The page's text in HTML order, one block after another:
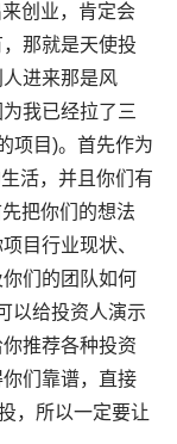
创业，肯定会
那就是天使投
进来那是风
我已经拉了三
项目)。首先作为
活，并且你们有
把你们的想法
目行业现状、
们的团队如何
以给投资人演示
推荐各种投资
们靠谱，直接
，所以一定要让